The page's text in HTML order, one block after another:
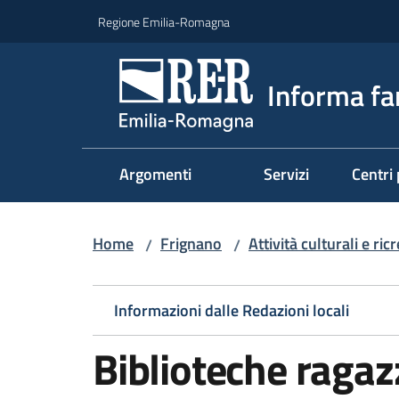
Regione Emilia-Romagna
Informa
Argomenti Servizi Centri
Home / Frignano / Attività culturali e
Informazioni dalle Redazioni locali
Biblioteche